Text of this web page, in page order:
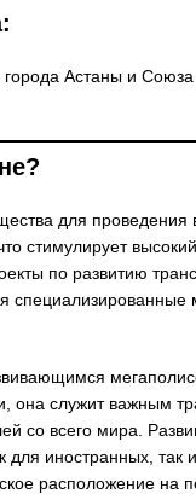
Астаны и
для проведения
стимулирует
по развитию
служит важным
со всего мира.
иностранных, так
расположение